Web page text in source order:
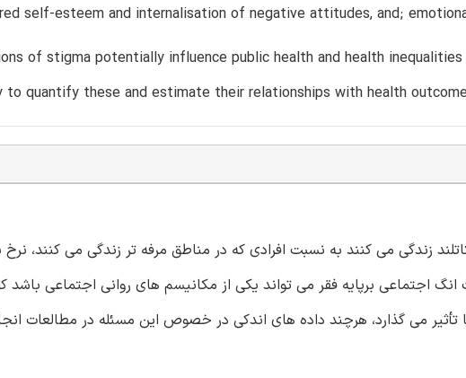
self-esteem and internalisation of negative attitudes, and;
of stigma potentially influence public health and health
to quantify these and estimate their relationships with health
زندگی می کنند به نسبت افرادی که در مناطق مرفه تر زندگی می کنند، نرخ
انگ اجتماعی برپایه فقر می تواند یکی از مکانیسم های روانی اجتماعی باشد
تأثیر می گذارد، هرچند داده های اندکی در خصوص این مسئله در مطالعات